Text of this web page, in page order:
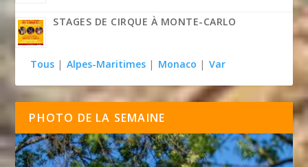
STAGES DE CIRQUE À MONTE-CARLO
Tous | Alpes-Maritimes | Monaco | Var
PHOTO DE LA SEMAINE